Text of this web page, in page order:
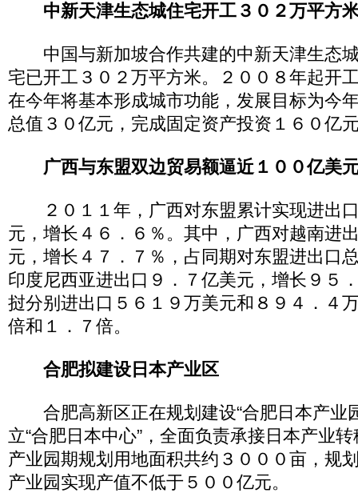
中新天津生态城住宅开工３０２万平方
中国与新加坡合作共建的中新天津生态
宅已开工３０２万平方米。２００８年起开
在今年将基本形成城市功能，发展目标为今
总值３０亿元，完成固定资产投资１６０亿
广西与东盟双边贸易额逼近１００亿美
２０１１年，广西对东盟累计实现进出
元，增长４６．６％。其中，广西对越南进
元，增长４７．７％，占同期对东盟进出口
印度尼西亚进出口９．７亿美元，增长９５
挝分别进出口５６１９万美元和８９４．４
倍和１．７倍。
合肥拟建设日本产业区
合肥高新区正在规划建设“合肥日本产业
立“合肥日本中心”，全面负责承接日本产业
产业园期规划用地面积共约３０００亩，规
产业园实现产值不低于５００亿元。